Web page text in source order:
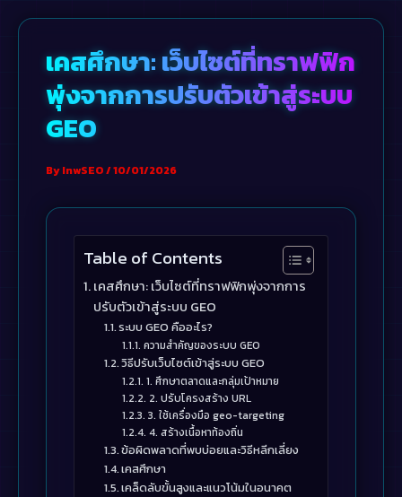
contentเคสศึกษา: เว็บไซต์ที่ทราฟฟิก
พุ่งจากการปรับตัวเข้าสู่ระบบ
GEO
ByInwSEO/10/01/2026
Table of Contents
เคสศึกษา: เว็บไซต์ที่ทราฟฟิกพุ่งจากการ
ปรับตัวเข้าสู่ระบบ GEO
ระบบ GEO คืออะไร?
ความสำคัญของระบบ GEO
วิธีปรับเว็บไซต์เข้าสู่ระบบ GEO
1. ศึกษาตลาดและกลุ่มเป้าหมาย
2. ปรับโครงสร้าง URL
3. ใช้เครื่องมือ geo-targeting
4. สร้างเนื้อหาท้องถิ่น
ข้อผิดพลาดที่พบบ่อยและวิธีหลีกเลี่ยง
เคสศึกษา
เคล็ดลับขั้นสูงและแนวโน้มในอนาคต